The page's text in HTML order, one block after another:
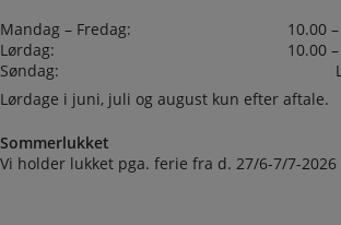
Mandag – Fredag:
10.00
Lørdag:
10.00
Søndag:
Lørdage i juni, juli og august kun efter aftale.
Sommerlukket
Vi holder lukket pga. ferie fra d. 27/6-7/7-